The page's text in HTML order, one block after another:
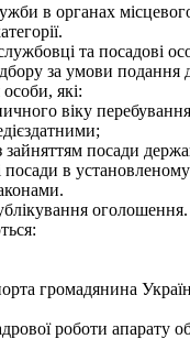
в органах
та посадові
за умови подання
які:
віку
посади
посади в
оголошення.
громадянина
роботи